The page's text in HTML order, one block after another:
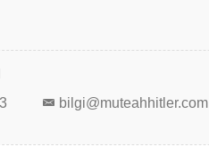
bilgi@muteahhitler.com